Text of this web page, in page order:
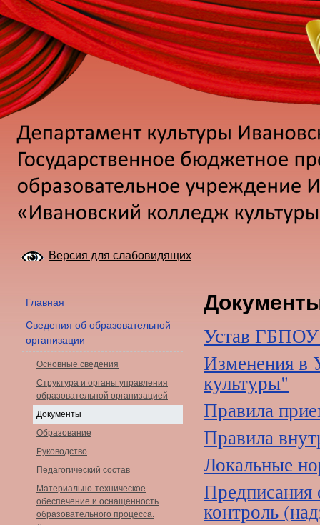
Версия для слабовидящих
Главная
Сведения об образовательной
организации
Основные сведения
Структура и органы управления
образовательной организацией
Документы
Образование
Руководство
Педагогический состав
Материально-техническое
обеспечение и оснащенность
образовательного процесса.
Устав ГБПОУ
Изменения в
культуры"
Правила
Правила
Локальные
Предписания
контроль